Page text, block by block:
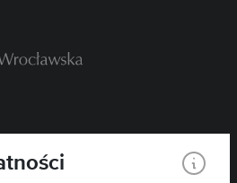
71 320 27 55 (MBM, BI, NIS oraz